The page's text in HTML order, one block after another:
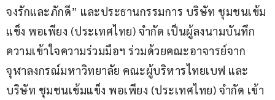
จงรักและภักดี” และประธานกรรมการ บริษัท ชุมชนเข้ม
แข็ง พอเพียง (ประเทศไทย) จำกัด เป็นผู้ลงนามบันทึก
ความเข้าใจความร่วมมือฯ ร่วมด้วยคณะอาจารย์จาก
จุฬาลงกรณ์มหาวิทยาลัย คณะผู้บริหารไทยเบฟ และ
บริษัท ชุมชนเข้มแข็ง พอเพียง (ประเทศไทย) จำกัด เข้า